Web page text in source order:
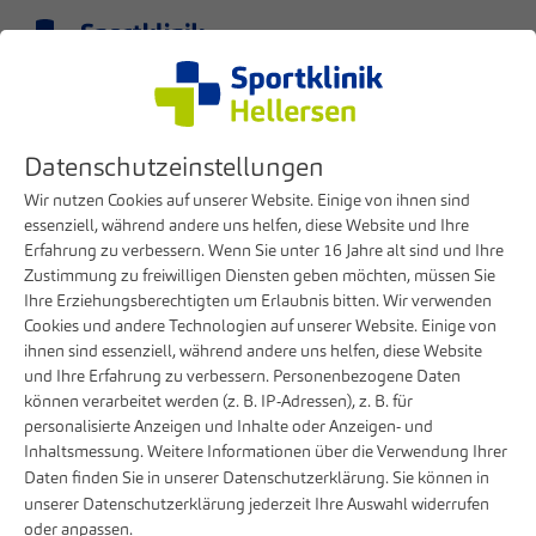
Sportklinik Hellersen setzt als eine der ersten Kliniken neue Technologie
zur Schmerzbehandlung ein
26. JANUAR 2024
Sportklinik Hellersen setzt als eine der
ersten Kliniken neue Technologie zur
Schmerzbehandlung ein
Chronische Schmerzen kontrollieren: Neuer
Rückenmarkstimulator passt Therapie
automatisch an
Datenschutzeinstellungen
Wir nutzen Cookies auf unserer Website. Einige von ihnen sind
essenziell, während andere uns helfen, diese Website und Ihre
Erfahrung zu verbessern. Wenn Sie unter 16 Jahre alt sind und Ihre
Zustimmung zu freiwilligen Diensten geben möchten, müssen Sie
Ihre Erziehungsberechtigten um Erlaubnis bitten. Wir verwenden
Cookies und andere Technologien auf unserer Website. Einige von
ihnen sind essenziell, während andere uns helfen, diese Website
und Ihre Erfahrung zu verbessern. Personenbezogene Daten
können verarbeitet werden (z. B. IP-Adressen), z. B. für
personalisierte Anzeigen und Inhalte oder Anzeigen- und
Inhaltsmessung. Weitere Informationen über die Verwendung Ihrer
Daten finden Sie in unserer Datenschutzerklärung. Sie können in
unserer Datenschutzerklärung jederzeit Ihre Auswahl widerrufen
oder anpassen.